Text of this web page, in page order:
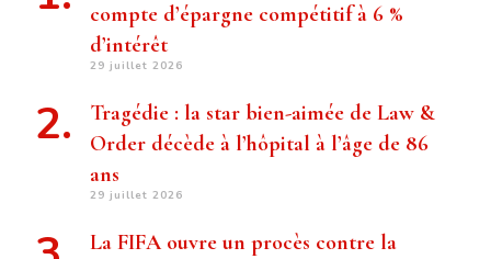
compte d’épargne compétitif à 6 %
d’intérêt
29 juillet 2026
Tragédie : la star bien-aimée de Law &
Order décède à l’hôpital à l’âge de 86
ans
29 juillet 2026
La FIFA ouvre un procès contre la